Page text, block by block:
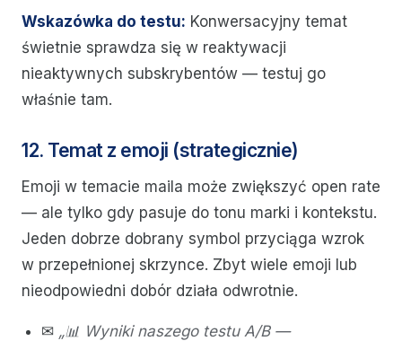
Wskazówka do testu: Konwersacyjny temat
świetnie sprawdza się w reaktywacji
nieaktywnych subskrybentów — testuj go
właśnie tam.
12. Temat z emoji (strategicznie)
Emoji w temacie maila może zwiększyć open rate
— ale tylko gdy pasuje do tonu marki i kontekstu.
Jeden dobrze dobrany symbol przyciąga wzrok
w przepełnionej skrzynce. Zbyt wiele emoji lub
nieodpowiedni dobór działa odwrotnie.
✉ „📊 Wyniki naszego testu A/B —